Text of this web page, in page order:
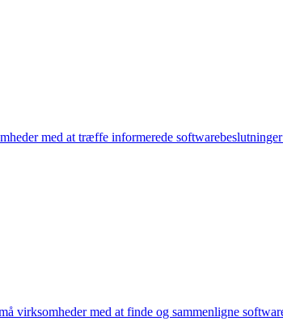
med at træffe informerede
virksomheder med at finde og sammenligne